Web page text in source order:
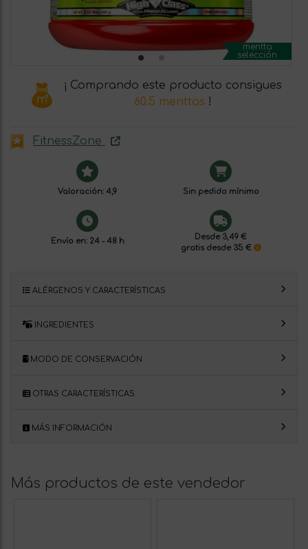
mentta
selección
¡ Comprando este producto consigues
60.5 menttos !
FitnessZone
Valoración: 4,9 Sin pedido mínimo
Envío en: 24 - 48 h
Desde 3,49 €
gratis desde 35 €
ALÉRGENOS Y CARACTERÍSTICAS
INGREDIENTES
MODO DE CONSERVACIÓN
OTRAS CARACTERÍSTICAS
MÁS INFORMACIÓN
Más productos de este vendedor